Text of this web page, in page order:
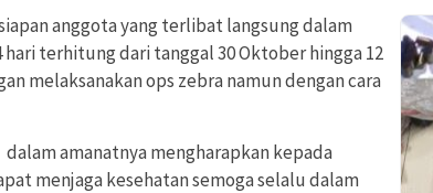
anggota yang terlibat langsung dalam
terhitung dari tanggal 30 Oktober hingga 12
melaksanakan ops zebra namun dengan cara
amanatnya mengharapkan kepada
menjaga kesehatan semoga selalu dalam